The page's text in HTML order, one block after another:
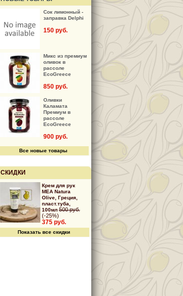
Сок лимонный -
заправка Delphi
150 руб.
Микс из премиум
оливок в
рассоле
EcoGreece
850 руб.
Оливки
Каламата
Премиум в
рассоле
EcoGreece
900 руб.
Все новые товары
СКИДКИ
Крем для рук
MEA Natura
Olive, Греция,
пласт.туба,
100мл 500 руб.
(-25%)
375 руб.
Показать все скидки